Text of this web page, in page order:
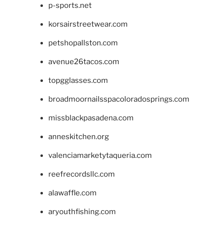
p-sports.net
korsairstreetwear.com
petshopallston.com
avenue26tacos.com
topgglasses.com
broadmoornailsspacoloradosprings.com
missblackpasadena.com
anneskitchen.org
valenciamarketytaqueria.com
reefrecordsllc.com
alawaffle.com
aryouthfishing.com